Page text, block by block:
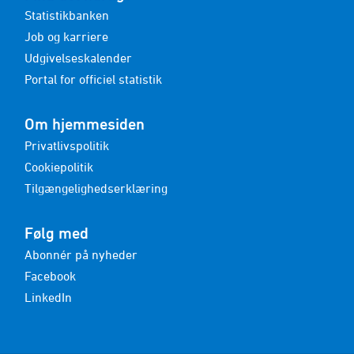
Beskæftigede med hjemmearbejde
kommunegruppe, hyppighed og køn (15-64-årige)
2021-2025 - 1.000 personer
Statistikbanken
Job og karriere
Udgivelseskalender
Portal for officiel statistik
Om hjemmesiden
Privatlivspolitik
Cookiepolitik
Tilgængelighedserklæring
Følg med
Abonnér på nyheder
Facebook
LinkedIn